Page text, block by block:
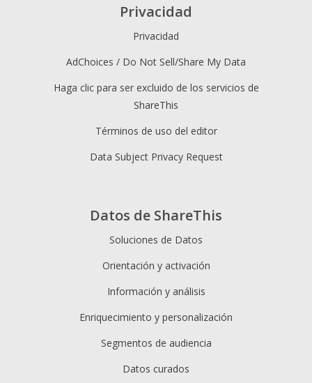
Datos de ShareThis
Soluciones de Datos
Orientación y activación
Información y análisis
Enriquecimiento y personalización
Segmentos de audiencia
Datos curados
Privacidad
Privacidad
AdChoices / Do Not Sell/Share My Data
Haga clic para ser excluido de los servicios de
ShareThis
Términos de uso del editor
Data Subject Privacy Request